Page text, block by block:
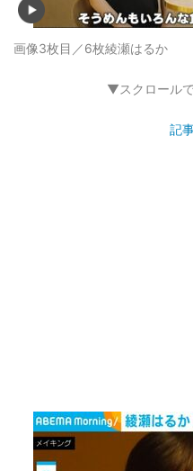
画像3枚目／6枚綾瀬はるか
▼スクロール
記